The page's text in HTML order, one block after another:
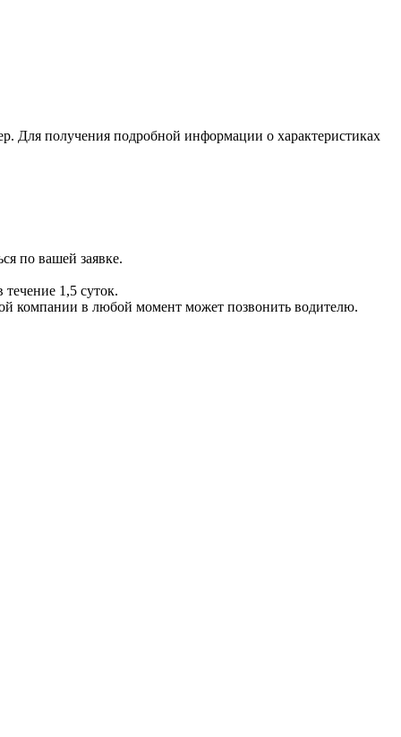
Для получения подробной информации о характеристиках
по вашей заявке.
1,5 суток.
компании в любой момент может позвонить водителю.